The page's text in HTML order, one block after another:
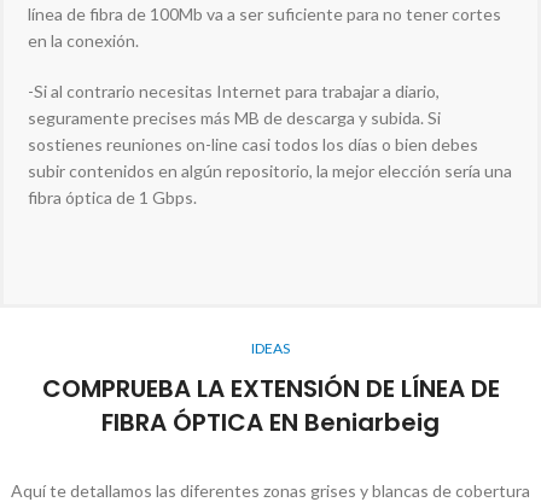
línea de fibra de 100Mb va a ser suficiente para no tener cortes
en la conexión.
-Si al contrario necesitas Internet para trabajar a diario,
seguramente precises más MB de descarga y subida. Si
sostienes reuniones on-line casi todos los días o bien debes
subir contenidos en algún repositorio, la mejor elección sería una
fibra óptica de 1 Gbps.
IDEAS
COMPRUEBA LA EXTENSIÓN DE LÍNEA DE
FIBRA ÓPTICA EN Beniarbeig
Aquí te detallamos las diferentes zonas grises y blancas de cobertura